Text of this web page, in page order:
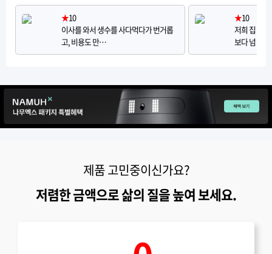
★10
이사를 와서 생수를 사다먹다가 번거롭
고, 비용도 만…
★10
저희 집 인
보다 넘 슬
제품 고민중이신가요?
저렴한 금액으로 삶의 질을 높여 보세요.